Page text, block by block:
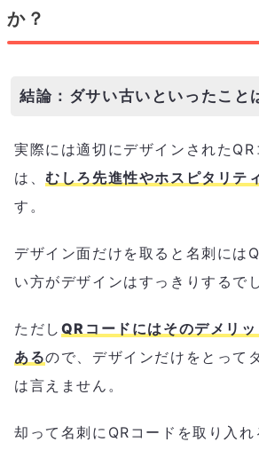
か？
結論：ダサい古いといったこと
実際には適切にデザインされた
は、むしろ先進性やホスピタリテ
す。
デザイン面だけを取ると名刺には
い方がデザインはすっきりするで
ただし QRコードにはそのデメリ
あるので、デザインだけをとって
は言えません。
却って名刺にQRコードを取り入